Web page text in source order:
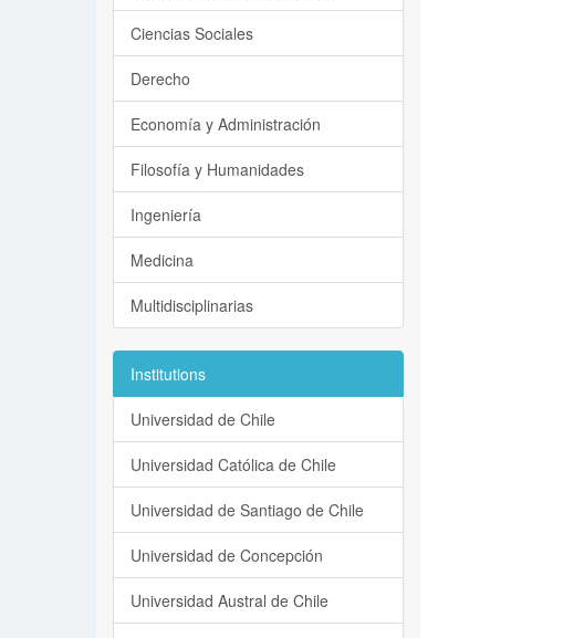
Ciencias Sociales
Derecho
Economía y Administración
Filosofía y Humanidades
Ingeniería
Medicina
Multidisciplinarias
Institutions
Universidad de Chile
Universidad Católica de Chile
Universidad de Santiago de Chile
Universidad de Concepción
Universidad Austral de Chile